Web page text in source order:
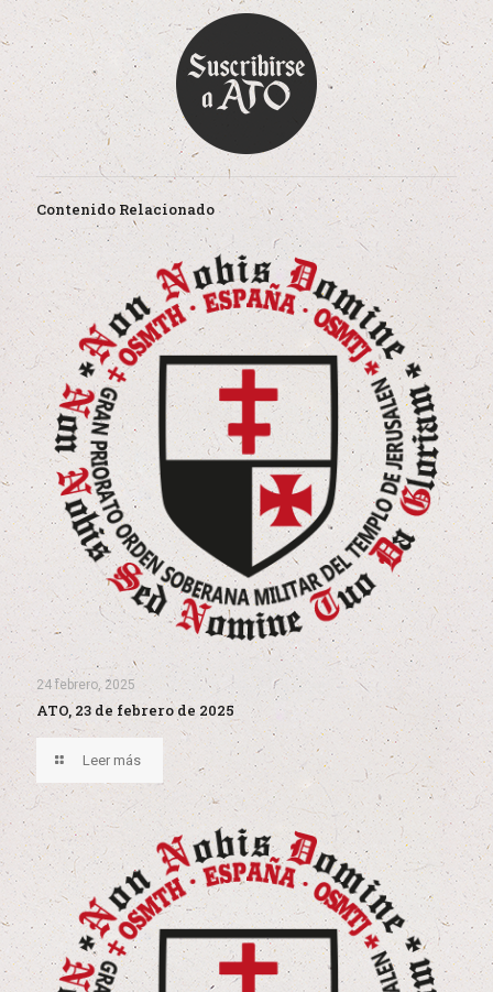
Contenido Relacionado
24 febrero, 2025
ATO, 23 de febrero de 2025
Leer más